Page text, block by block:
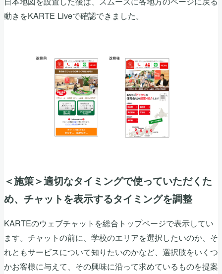
動きをKARTE Liveで確認できました。
＜施策＞適切なタイミングで使っていただくた
め、チャットを表示するタイミングを調整
KARTEのウェブチャットを総合トップページで表示してい
ます。チャットの前に、学校のエリアを選択したいのか、そ
れともサービスについて知りたいのかなど、選択肢をいくつ
かお客様に与えて、その興味に沿って求めているものを提案